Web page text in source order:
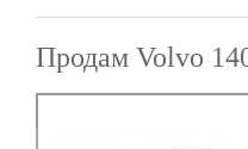
Продам Volvo